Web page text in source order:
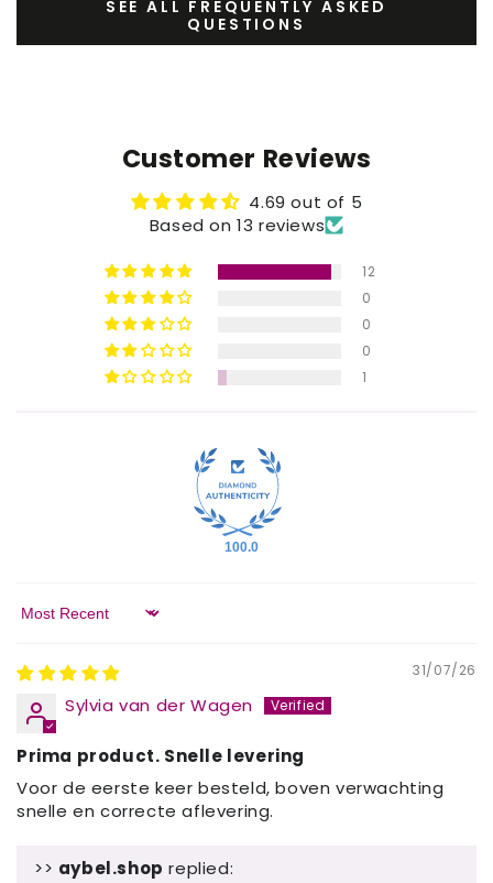
SEE ALL FREQUENTLY ASKED
QUESTIONS
Customer Reviews
4.69 out of 5
Based on 13 reviews
12
0
0
0
1
100.0
Sort by
31/07/26
Sylvia van der Wagen
Prima product. Snelle levering
Voor de eerste keer besteld, boven verwachting
snelle en correcte aflevering.
>> aybel.shop replied: